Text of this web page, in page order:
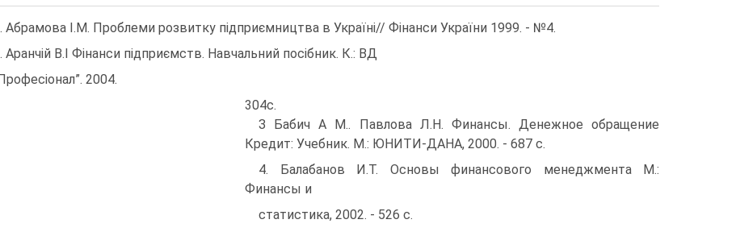
Абрамова І.М. Проблеми розвитку підприємництва в Україні// Фінанси України 1999. - №4.
Аранчій В.І Фінанси підприємств. Навчальний посібник. К.: ВД
2004.
304с.
З Бабич А М.. Павлова Л.Н. Финансы. Денежное обращение
Кредит: Учебник. М.: ЮНИТИ-ДАНА, 2000. - 687 с.
4. Балабанов И.Т. Основы финансового менеджмента М.:
Финансы и
статистика, 2002. - 526 с.